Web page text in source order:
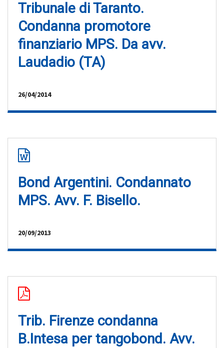
Tribunale di Taranto.
Condanna promotore
finanziario MPS. Da avv.
Laudadio (TA)
26/04/2014
Bond Argentini. Condannato
MPS. Avv. F. Bisello.
20/09/2013
Trib. Firenze condanna
B.Intesa per tangobond. Avv.